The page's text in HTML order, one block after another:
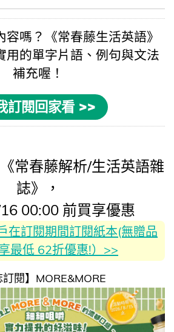
容嗎？《常春藤生活英語》
用的單字片語 、例句與文法
補充喔！
訂閱回家看 >>
常春藤解析/生活英語雜
誌》，
00:00 前買享優惠
在訂閱期間訂閱紙本(無贈品
最低 62折優惠!）>>
訂閱】MORE&MORE